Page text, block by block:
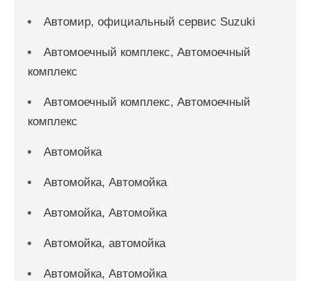
Автомир, официальный сервис Suzuki
Автомоечный комплекс, Автомоечный
комплекс
Автомоечный комплекс, Автомоечный
комплекс
Автомойка
Автомойка, Автомойка
Автомойка, Автомойка
Автомойка, автомойка
Автомойка, Автомойка